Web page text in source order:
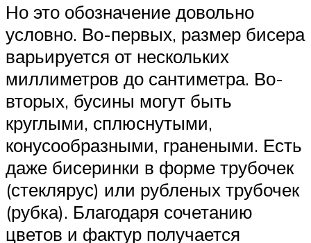
Но это обозначение довольно
условно. Во-первых, размер бисера
варьируется от нескольких
миллиметров до сантиметра. Во-
вторых, бусины могут быть
круглыми, сплюснутыми,
конусообразными, гранеными. Есть
даже бисеринки в форме трубочек
(стеклярус) или рубленых трубочек
(рубка). Благодаря сочетанию
цветов и фактур получается